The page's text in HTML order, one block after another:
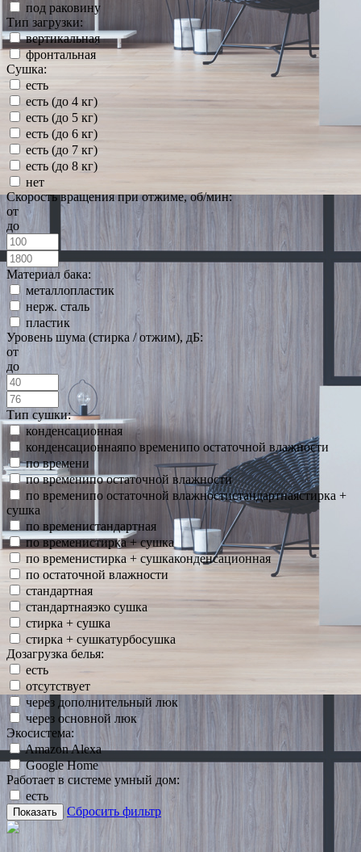
под раковину
Тип загрузки:
вертикальная
фронтальная
Сушка:
есть
есть (до 4 кг)
есть (до 5 кг)
есть (до 6 кг)
есть (до 7 кг)
есть (до 8 кг)
нет
Скорость вращения при отжиме, об/мин:
от
до
Материал бака:
металлопластик
нерж. сталь
пластик
Уровень шума (стирка / отжим), дБ:
от
до
Тип сушки:
конденсационная
конденсационнаяпо временипо остаточной влажности
по времени
по временипо остаточной влажности
по временипо остаточной влажностистандартнаястирка +
сушка
по временистандартная
по временистирка + сушка
по временистирка + сушкаконденсационная
по остаточной влажности
стандартная
стандартнаяэко сушка
стирка + сушка
стирка + сушкатурбосушка
Дозагрузка белья:
есть
отсутствует
через дополнительный люк
через основной люк
Экосистема:
Amazon Alexa
Google Home
Работает в системе умный дом:
есть
Показать Сбросить фильтр